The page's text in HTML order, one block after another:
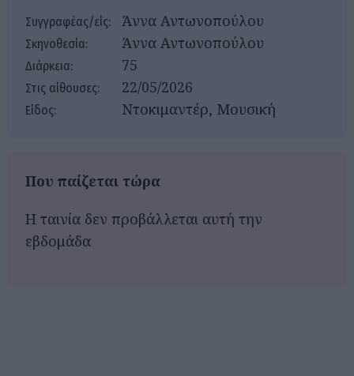
Συγγραφέας/είς: Άννα Αντωνοπούλου
Σκηνοθεσία: Άννα Αντωνοπούλου
Διάρκεια: 75
Στις αίθουσες: 22/05/2026
Είδος: Ντοκιμαντέρ, Μουσική
Που παίζεται τώρα
Η ταινία δεν προβάλλεται αυτή την
εβδομάδα